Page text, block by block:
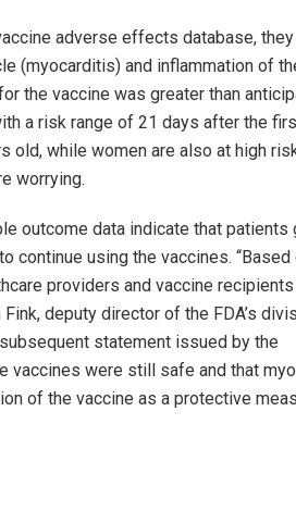
adverse effects database,
(myocarditis) and inflammation of
the vaccine was greater than
a risk range of 21 days after the
old, while women are also at high
worrying.
outcome data indicate that patients
continue using the vaccines. “Based
providers and vaccine recipients
deputy director of the FDA’s
statement issued by the
vaccines were still safe and that
of the vaccine as a protective